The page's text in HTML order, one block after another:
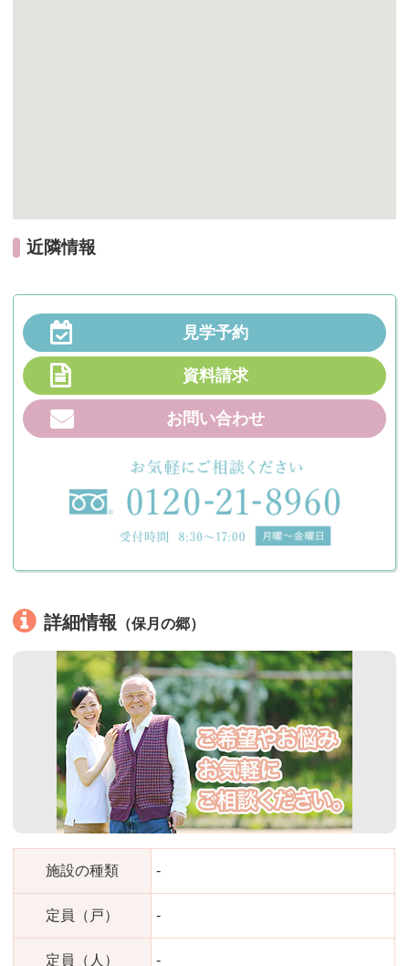
近隣情報
見学予約
資料請求
お問い合わせ
詳細情報 （保月の郷）
施設の種類 -
定員（戸） -
定員（人） -